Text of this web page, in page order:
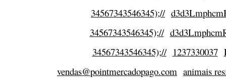
34567343546345);//
34567343546345);//
34567343546345);// 1237330037
vendas@pointmercadopago.com animais